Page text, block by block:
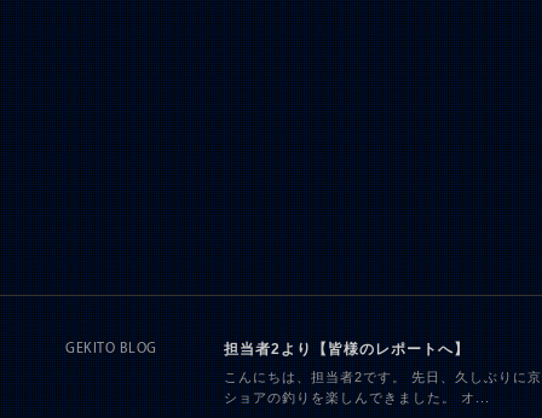
GEKITO BLOG 担当者2より【皆様のレポートへ】
こんにちは、担当者2です。 先日、久しぶりに
ショアの釣りを楽しんできました。 オ...